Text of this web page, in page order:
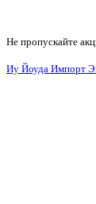
Не пропускайте
Иу Йоуда Импорт